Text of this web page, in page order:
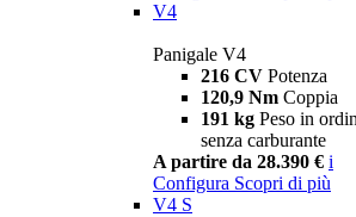
V4
Panigale V4
216 CV Potenza
120,9 Nm Coppia
191 kg Peso in
senza carburante
A partire da 28.390 € i
Configura Scopri di più
V4 S